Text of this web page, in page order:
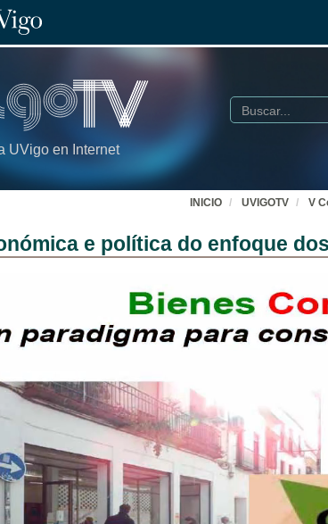
UVigo en Internet
Buscar
INICIO UVIGOTV V
e política do enfoque